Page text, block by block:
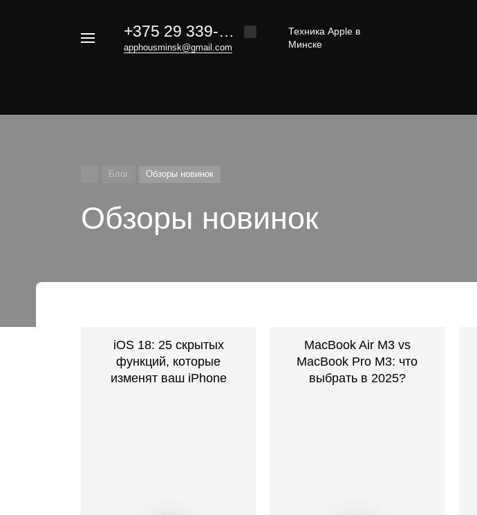
+375 29 339-20-30
apphousminsk@gmail.com
Техника Apple в
Минске
Блог Обзоры новинок
Обзоры новинок
iOS 18: 25 скрытых
функций, которые
изменят ваш iPhone
MacBook Air M3 vs
MacBook Pro M3: что
выбрать в 2025?